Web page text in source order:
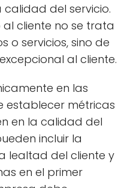
del servicio.
al cliente no se trata
o servicios, sino de
al cliente.
en las
establecer métricas
en la calidad del
incluir la
lealtad del cliente y
en el primer